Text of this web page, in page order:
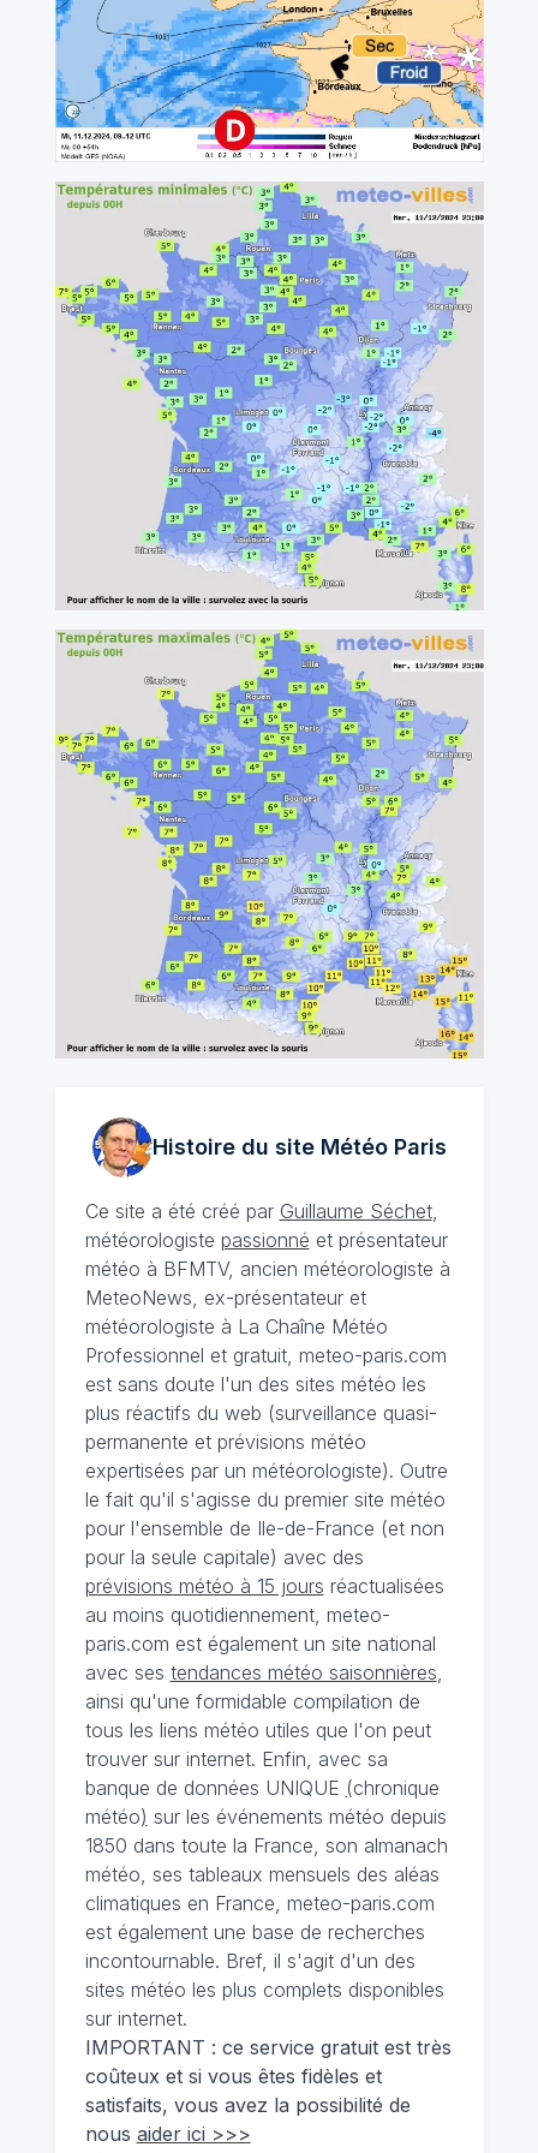
Histoire du site MétéoParis
Ce site a été créé par Guillaume Séchet,
météorologiste passionné et présentateur
météo à BFMTV, ancien météorologiste à
MeteoNews, ex-présentateur et
météorologiste à La Chaîne Météo
Professionnel et gratuit, meteo-paris.com
est sans doute l'un des sites météo les
plus réactifs du web (surveillance quasi-
permanente et prévisions météo
expertisées par un météorologiste). Outre
le fait qu'il s'agisse du premier site météo
pour l'ensemble de Ile-de-France (et non
pour la seule capitale) avec des
prévisions météo à 15 jours réactualisées
au moins quotidiennement, meteo-
paris.com est également un site national
avec ses tendances météo saisonnières,
ainsi qu'une formidable compilation de
tous les liens météo utiles que l'on peut
trouver sur internet. Enfin, avec sa
banque de données UNIQUE (chronique
météo) sur les événements météo depuis
1850 dans toute la France, son almanach
météo, ses tableaux mensuels des aléas
climatiques en France, meteo-paris.com
est également une base de recherches
incontournable. Bref, il s'agit d'un des
sites météo les plus complets disponibles
sur internet.
IMPORTANT : ce service gratuit est très
coûteux et si vous êtes fidèles et
satisfaits, vous avez la possibilité de
nous aider ici >>>